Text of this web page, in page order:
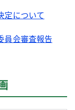
定について
員会審査報告